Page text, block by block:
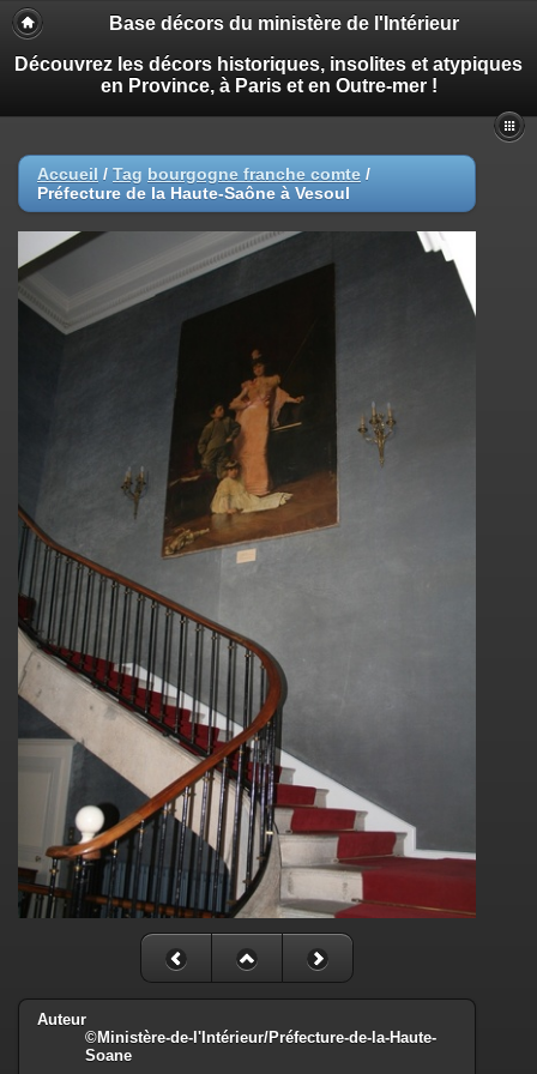
Base décors du ministère de l'Intérieur
Découvrez les décors historiques, insolites et atypiques
en Province, à Paris et en Outre-mer !
Accueil / Tag bourgogne franche comte /
Préfecture de la Haute-Saône à Vesoul
Auteur
©Ministère-de-l'Intérieur/Préfecture-de-la-Haute-
Soane